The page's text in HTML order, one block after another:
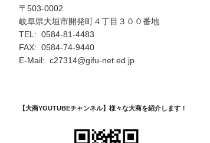
〒503-0002
岐阜県大垣市開発町４丁目３００番地
TEL: 0584-81-4483
FAX: 0584-74-9440
E-Mail: c27314@gifu-net.ed.jp
【大商YOUTUBEチャンネル】様々な大商を紹介します！